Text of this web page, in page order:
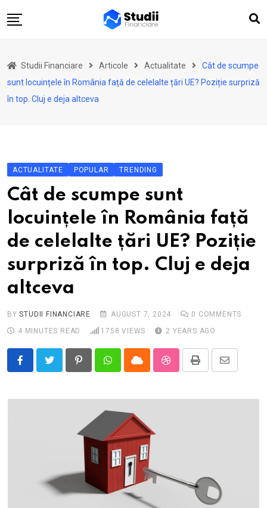
to
Actualitate
Investiții
Analize ASF
Studii Financiare Articole Actualitate
Cât de scumpe
sunt locuințele în România față de celelalte țări UE? Poziție surpriză
în top. Cluj e deja altceva
ACTUALITATE POPULAR TRENDING
Cât de scumpe sunt
locuințele în România față
de celelalte țări UE? Poziție
surpriză în top. Cluj e deja
altceva
BYSTUDII FINANCIARE AUGUST 7, 2024 0 COMMENTS
4 MINUTES READ
1758 VIEWS 2 YEARS AGO
PinterestWhatsappCloud StumbleUpon
Print
Share
Email